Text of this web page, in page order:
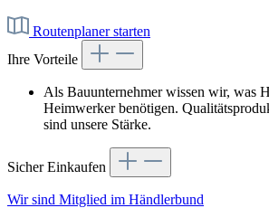
Routenplaner starten
Ihre Vorteile
Als Bauunternehmer wissen wir, was
Heimwerker benötigen.
sind unsere Stärke.
Sicher Einkaufen
Wir sind Mitglied im Händlerbund